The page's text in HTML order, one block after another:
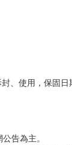
、使用，保固
告為主。